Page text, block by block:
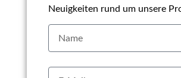
Neuigkeiten rund um unsere